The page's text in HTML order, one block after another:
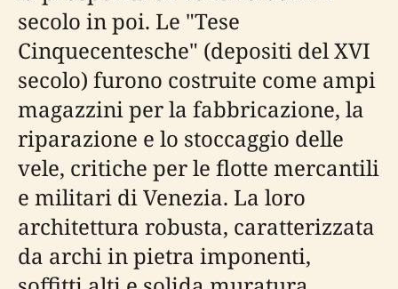
secolo in poi. Le "Tese
Cinquecentesche" (depositi del XVI
secolo) furono costruite come ampi
magazzini per la fabbricazione, la
riparazione e lo stoccaggio delle
vele, critiche per le flotte mercantili
e militari di Venezia. La loro
architettura robusta, caratterizzata
da archi in pietra imponenti,